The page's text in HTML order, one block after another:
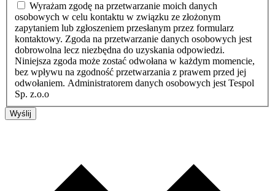
Wyrażam zgodę na przetwarzanie moich danych
osobowych w celu kontaktu w związku ze złożonym
zapytaniem lub zgłoszeniem przesłanym przez formularz
kontaktowy. Zgoda na przetwarzanie danych osobowych jest
dobrowolna lecz niezbędna do uzyskania odpowiedzi.
Niniejsza zgoda może zostać odwołana w każdym momencie,
bez wpływu na zgodność przetwarzania z prawem przed jej
odwołaniem. Administratorem danych osobowych jest Tespol
Sp. z.o.o
Wyślij